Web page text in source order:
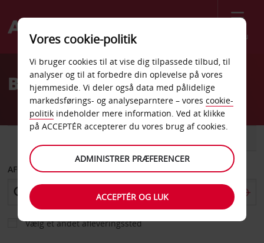
Menu
Welcome
AvisBilleje St Ouen Laumone
AFHENT FRA
Vælg et andet afleveringssted
Vores cookie-politik
Vi bruger cookies til at vise dig tilpassede tilbud, til
analyser og til at forbedre din oplevelse på vores
hjemmeside. Vi deler også data med pålidelige
markedsførings- og analyseparntere – vores cookie-
politik indeholder mere information. Ved at klikke
på ACCEPTÉR accepterer du vores brug af cookies.
ADMINISTRER PRÆFERENCER
ACCEPTÉR OG LUK